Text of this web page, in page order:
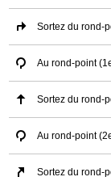
Sortez du rond-
Au rond-point
Sortez du rond-
Au rond-point
Sortez du rond-